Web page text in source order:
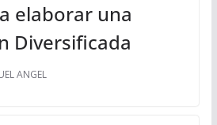
elaborar una
Diversificada
ANGEL